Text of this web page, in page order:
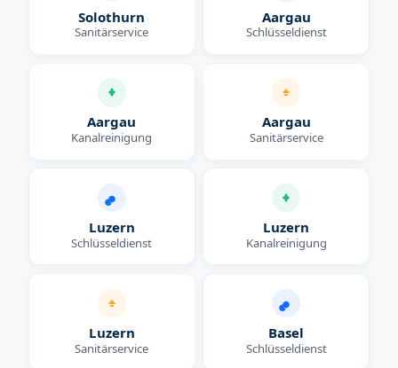
Solothurn
Sanitärservice
Aargau
Schlüsseldienst
Aargau
Kanalreinigung
Aargau
Sanitärservice
Luzern
Schlüsseldienst
Luzern
Kanalreinigung
Luzern
Sanitärservice
Basel
Schlüsseldienst